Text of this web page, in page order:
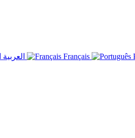
Français